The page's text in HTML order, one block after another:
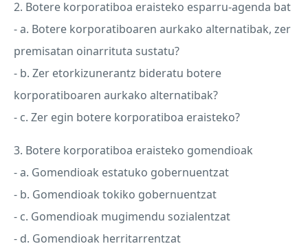
2. Botere korporatiboa eraisteko esparru-agenda bat
- a. Botere korporatiboaren aurkako alternatibak, zer
premisatan oinarrituta sustatu?
- b. Zer etorkizunerantz bideratu botere
korporatiboaren aurkako alternatibak?
- c. Zer egin botere korporatiboa eraisteko?
3. Botere korporatiboa eraisteko gomendioak
- a. Gomendioak estatuko gobernuentzat
- b. Gomendioak tokiko gobernuentzat
- c. Gomendioak mugimendu sozialentzat
- d. Gomendioak herritarrentzat